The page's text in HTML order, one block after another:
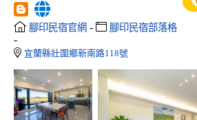
腳印民宿官網 - 腳印民宿部落格
-
宜蘭縣壯圍鄉新南路118號